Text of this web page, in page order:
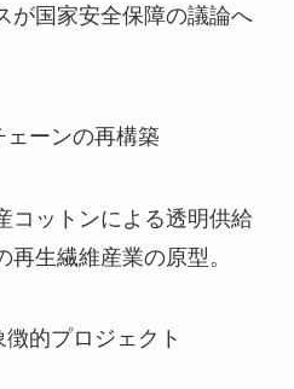
が国家安全保障の議論へ
ーンの再構築
コットンによる透明供給
生繊維産業の原型。
的プロジェクト